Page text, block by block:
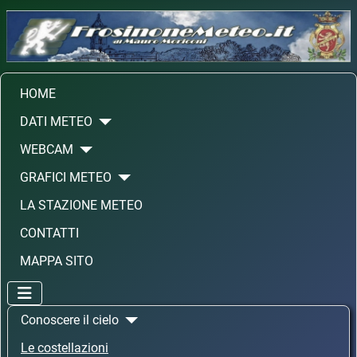
HOME
DATI METEO
WEBCAM
GRAFICI METEO
LA STAZIONE METEO
CONTATTI
MAPPA SITO
Conoscere il cielo
Le costellazioni